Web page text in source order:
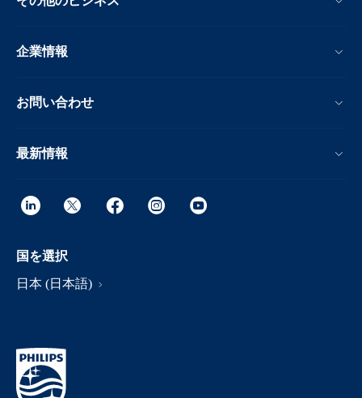
企業情報
お問い合わせ
最新情報
国を選択
日本 (日本語)